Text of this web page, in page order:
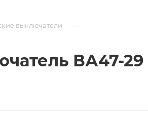
выключатели —
ВА47-